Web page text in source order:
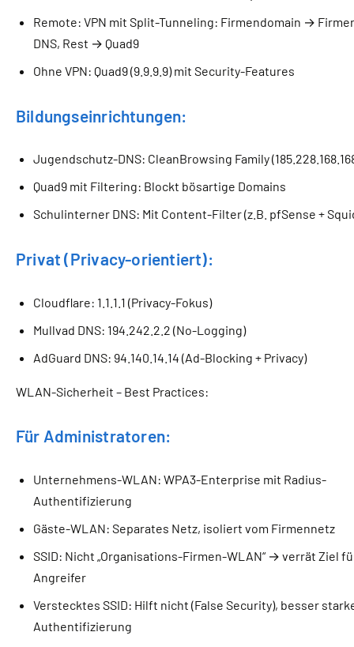
Remote: VPN mit Split-Tunneling: Firmendomain →
DNS, Rest → Quad9
Ohne VPN: Quad9 (9.9.9.9) mit Security-Features
Bildungseinrichtungen:
Jugendschutz-DNS: CleanBrowsing Family
Quad9 mit Filtering: Blockt bösartige Domains
Schulinterner DNS: Mit Content-Filter (z.B. pfSense +
Privat (Privacy-orientiert):
Cloudflare: 1.1.1.1 (Privacy-Fokus)
Mullvad DNS: 194.242.2.2 (No-Logging)
AdGuard DNS: 94.140.14.14 (Ad-Blocking + Privacy)
WLAN-Sicherheit – Best Practices:
Für Administratoren:
Unternehmens-WLAN: WPA3-Enterprise mit Radius-
Authentifizierung
Gäste-WLAN: Separates Netz, isoliert vom Firmennetz
SSID: Nicht „Organisations-Firmen-WLAN“ → verrät Ziel
Angreifer
Verstecktes SSID: Hilft nicht (False Security), besser
Authentifizierung